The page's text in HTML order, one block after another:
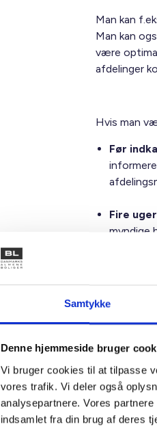
Samtykke
Denne hjemmeside bruger
Vi bruger cookies til at tilpasse
vores trafik. Vi deler også
analysepartnere. Vores
indsamlet fra din brug af deres
Man kan
Man kan
være
afdelinger
Hvis man
Før
Fire
myndige
at
at se
Forslag.